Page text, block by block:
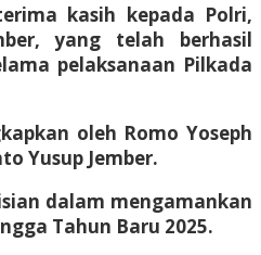
kasih kepada Polri,
yang telah berhasil
pelaksanaan Pilkada
oleh Romo Yoseph
Yusup Jember.
dalam mengamankan
Tahun Baru 2025.